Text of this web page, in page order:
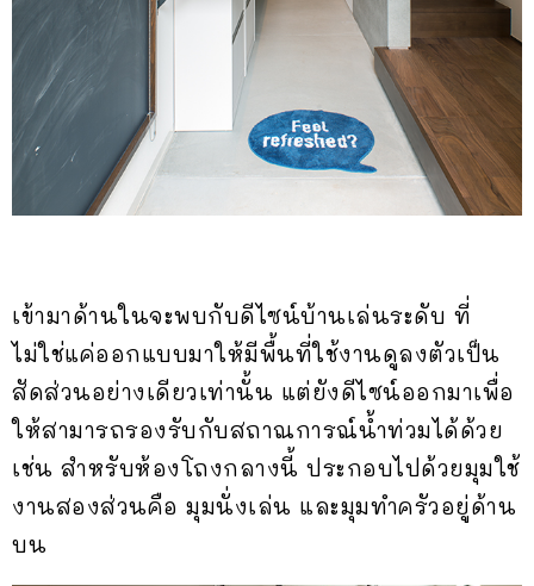
เข้ามาด้านในจะพบกับดีไซน์บ้านเล่นระดับ ที่
ไม่ใช่แค่ออกแบบมาให้มีพื้นที่ใช้งานดูลงตัวเป็น
สัดส่วนอย่างเดียวเท่านั้น แต่ยังดีไซน์ออกมาเพื่อ
ให้สามารถรองรับกับสถาณการณ์น้ำท่วมได้ด้วย
เช่น สำหรับห้องโถงกลางนี้ ประกอบไปด้วยมุมใช้
งานสองส่วนคือ มุมนั่งเล่น และมุมทำครัวอยู่ด้าน
บน